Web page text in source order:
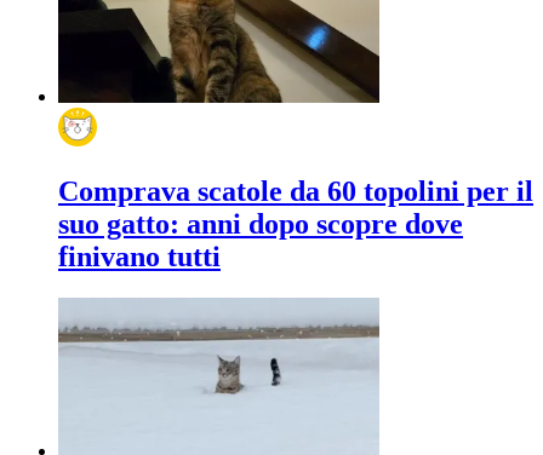
Comprava scatole da 60 topolini per il
suo gatto: anni dopo scopre dove
finivano tutti